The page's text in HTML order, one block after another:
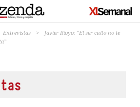
Entrevistas >
Javier Rioyo: “El ser culto no te